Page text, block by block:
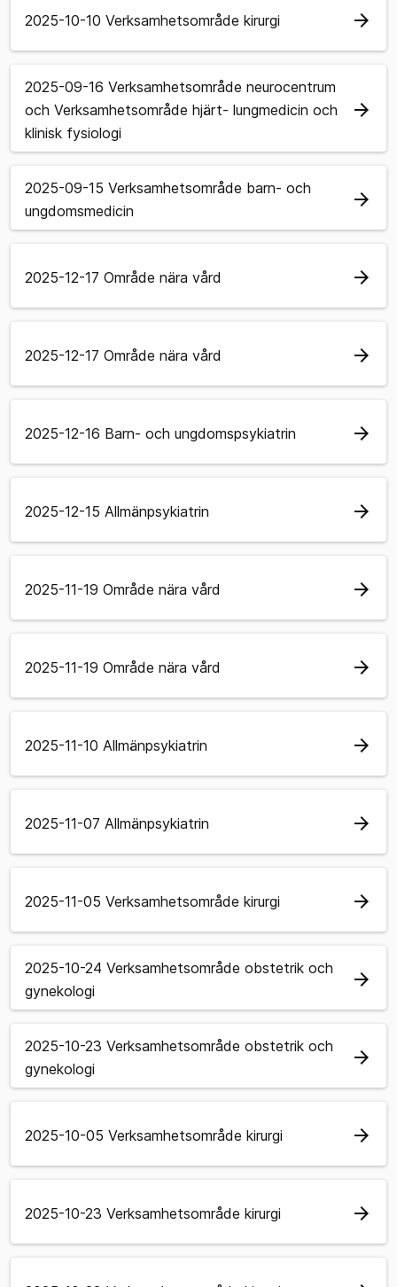
2025-10-10 Verksamhetsområde kirurgi arrow_forward
2025-09-16 Verksamhetsområde neurocentrum
och Verksamhetsområde hjärt- lungmedicin och
klinisk fysiologi
arrow_forward
2025-09-15 Verksamhetsområde barn- och
ungdomsmedicin
arrow_forward
2025-12-17 Område nära vård arrow_forward
2025-12-17 Område nära vård arrow_forward
2025-12-16 Barn- och ungdomspsykiatrin arrow_forward
2025-12-15 Allmänpsykiatrin arrow_forward
2025-11-19 Område nära vård arrow_forward
2025-11-19 Område nära vård arrow_forward
2025-11-10 Allmänpsykiatrin arrow_forward
2025-11-07 Allmänpsykiatrin arrow_forward
2025-11-05 Verksamhetsområde kirurgi arrow_forward
2025-10-24 Verksamhetsområde obstetrik och
gynekologi
arrow_forward
2025-10-23 Verksamhetsområde obstetrik och
gynekologi
arrow_forward
2025-10-05 Verksamhetsområde kirurgi arrow_forward
2025-10-23 Verksamhetsområde kirurgi arrow_forward